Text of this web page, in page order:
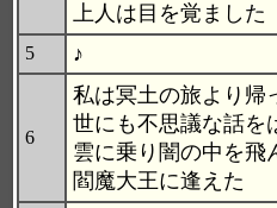
上人は目を覚ました
5 ♪
6
私は冥土の旅より帰
世にも不思議な話を
雲に乗り闇の中を飛
閻魔大王に逢えた